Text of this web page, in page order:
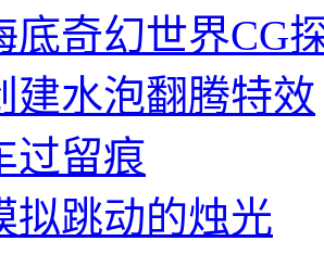
底奇幻世界CG
建水泡翻腾特效
过留痕
拟跳动的烛光